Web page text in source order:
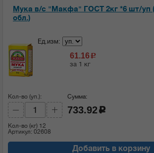
Мука в/с "Макфа" ГОСТ 2кг *6 шт/уп
обл.)
Ед.изм:
61.16 c
за 1 кг
Кол-во (уп.):
Кол-во (кг) 12
Артикул: 02608
Сумма:
733.92 c
Добавить в корзину